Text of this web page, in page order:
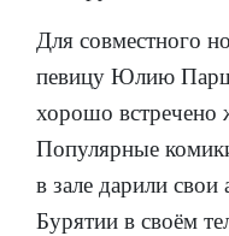
Для совместного
певицу Юлию
хорошо встречено
Популярные
в зале дарили
Бурятии в своём